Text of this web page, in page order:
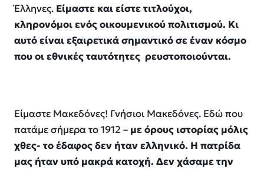
Έλληνες. Είμαστε και είστετιτλούχοι,
κληρονόμοι ενός οικουμενικού πολιτισμού. Κι
αυτό είναιεξαιρετικά σημαντικό σε έναν κόσμο
πουοι εθνικές ταυτότητες ρευστοποιούνται.
Είμαστε Μακεδόνες! Γνήσιοι Μακεδόνες. Εδώ που
πατάμε σήμερα το 1912 – με όρους ιστορίας μόλις
χθες- το έδαφος δεν ήταν ελληνικό. Η πατρίδα
μας ήταν υπό μακρά κατοχή. Δεν χάσαμε την